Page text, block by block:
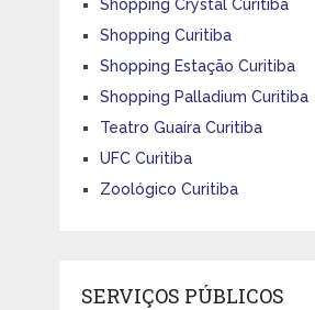
Shopping Crystal Curitiba
Shopping Curitiba
Shopping Estação Curitiba
Shopping Palladium Curitiba
Teatro Guaíra Curitiba
UFC Curitiba
Zoológico Curitiba
SERVIÇOS PÚBLICOS